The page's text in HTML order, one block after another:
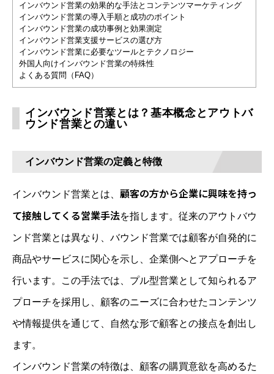
インバウンド営業の効果的な手法とコンテンツマーケティング
インバウンド営業の導入手順と成功のポイント
インバウンド営業の成功事例と効果測定
インバウンド営業支援サービスの選び方
インバウンド営業に必要なツールとテクノロジー
外国人向けインバウンド営業の特殊性
よくある質問（FAQ）
インバウンド営業とは？基本概念とアウトバ
ウンド営業との違い
インバウンド営業の定義と特徴
インバウンド営業とは、 顧客の方から企業に興味を持っ
て接触してくる営業手法を指します。従来のアウトバウ
ンド営業とは異なり、バウンド営業では顧客が自発的に
商品やサービスに関心を示し、企業側へとアプローチを
行います。この手法では、プル型営業として知られるア
プローチを採用し、顧客のニーズに合わせたコンテンツ
や情報提供を通じて、自然な形で顧客との接点を創出し
ます。
インバウンド営業の特徴は、顧客の購買意欲を高めるた